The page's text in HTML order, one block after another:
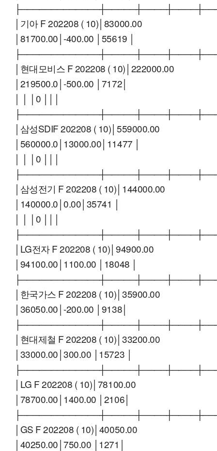
│기아 F 202208 ( 10)│83000.00
│81700.00│-400.00 │55619 │
│현대모비스 F 202208 ( 10)│222000.00
│219500.0│-500.00 │7172│
│ │ │0 │││
│삼성SDIF 202208 ( 10)│559000.00
│560000.0│13000.00│11477 │
│ │ │0 │││
│삼성전기 F 202208 ( 10)│144000.00
│140000.0│0.00│35741 │
│ │ │0 │││
│LG전자 F 202208 ( 10)│94900.00
│94100.00│1100.00 │18048 │
│한국가스 F 202208 ( 10)│35900.00
│36050.00│-200.00 │9138│
│현대제철 F 202208 ( 10)│33200.00
│33000.00│300.00 │15723 │
│LG F 202208 ( 10)│78100.00
│78700.00│1400.00 │2106│
│GS F 202208 ( 10)│40050.00
│40250.00│750.00 │1271│